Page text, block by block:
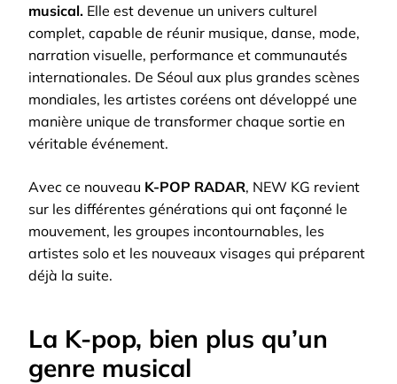
musical. Elle est devenue un univers culturel
complet, capable de réunir musique, danse, mode,
narration visuelle, performance et communautés
internationales. De Séoul aux plus grandes scènes
mondiales, les artistes coréens ont développé une
manière unique de transformer chaque sortie en
véritable événement.
Avec ce nouveau K-POP RADAR, NEW KG revient
sur les différentes générations qui ont façonné le
mouvement, les groupes incontournables, les
artistes solo et les nouveaux visages qui préparent
déjà la suite.
La K-pop, bien plus qu’un
genre musical